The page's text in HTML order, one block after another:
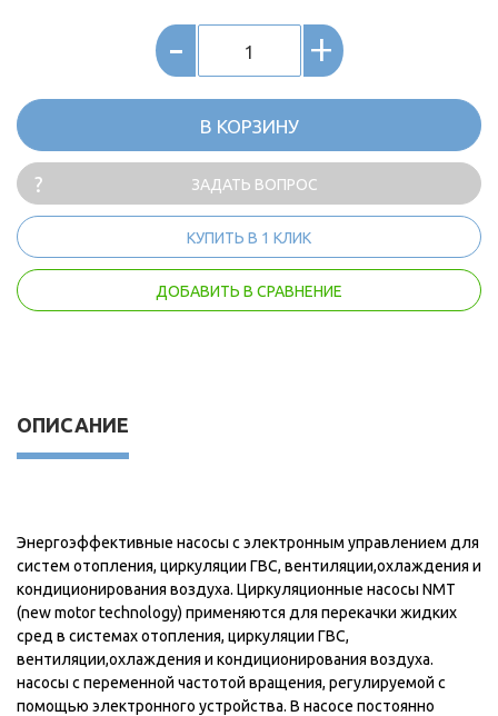
- +
В КОРЗИНУ
ЗАДАТЬ ВОПРОС
КУПИТЬ В 1 КЛИК
ДОБАВИТЬ В СРАВНЕНИЕ
ОПИСАНИЕ
Энергоэффективные насосы с электронным управлением для
систем отопления, циркуляции ГВС, вентиляции,охлаждения и
кондиционирования воздуха. Циркуляционные насосы NMT
(new motor technology) применяются для перекачки жидких
сред в системах отопления, циркуляции ГВС,
вентиляции,охлаждения и кондиционирования воздуха.
насосы с переменной частотой вращения, регулируемой с
помощью электронного устройства. В насосе постоянно